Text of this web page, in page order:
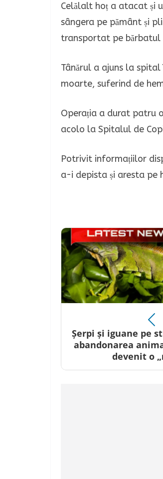
Celălalt hoț a atacat și
sângera pe pământ și
transportat pe
Tânărul a ajuns la
moarte, suferind de
Operația a durat patru
acolo la Spitalul de
Potrivit informațiilor
a-i depista și aresta pe
Șerpi și iguane pe
abandonarea
devenit o